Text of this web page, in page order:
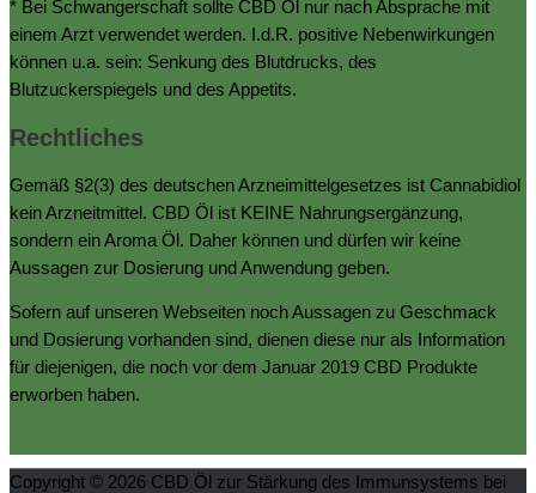
* Bei Schwangerschaft sollte CBD Öl nur nach Absprache mit
einem Arzt verwendet werden. I.d.R. positive Nebenwirkungen
können u.a. sein: Senkung des Blutdrucks, des
Blutzuckerspiegels und des Appetits.
Rechtliches
Gemäß §2(3) des deutschen Arzneimittelgesetzes ist Cannabidiol
kein Arzneitmittel. CBD Öl ist KEINE Nahrungsergänzung,
sondern ein Aroma Öl. Daher können und dürfen wir keine
Aussagen zur Dosierung und Anwendung geben.
Sofern auf unseren Webseiten noch Aussagen zu Geschmack
und Dosierung vorhanden sind, dienen diese nur als Information
für diejenigen, die noch vor dem Januar 2019 CBD Produkte
erworben haben.
Copyright © 2026 CBD Öl zur Stärkung des Immunsystems bei